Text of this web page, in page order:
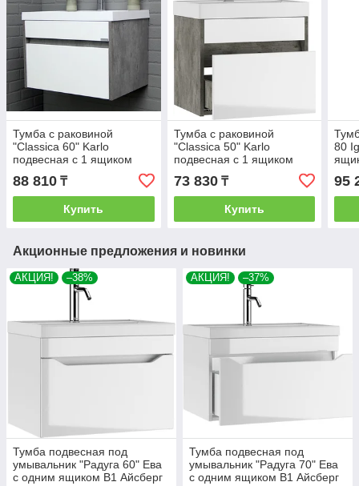
Тумба с раковиной
"Classica 60" Karlo
подвесная с 1 ящиком
Бетон Домино
88 810 ₸
Купить
Тумба с раковиной
"Classica 50" Karlo
подвесная с 1 ящиком
Бетон Домино
73 830₸
Купить
80
95
Акционные предложения и новинки
АКЦИЯ! –38%
Тумба подвесная под
умывальник "Радуга 60" Ева
с одним ящиком В1 Айсберг
АКЦИЯ! –37%
Тумба подвесная под
умывальник "Радуга 70" Ева
с одним ящиком В1 Айсберг